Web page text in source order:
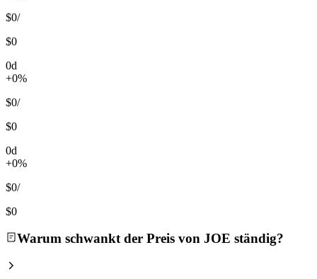
$0/
$0
0d
+0%
$0/
$0
0d
+0%
$0/
$0
Warum schwankt der Preis von JOE ständig?